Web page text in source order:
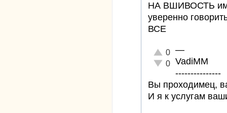
НА ВШИВОСТЬ
уверенно
ВСЕ
Отлично!
0
Неадекватно!
0
—
VadiMM
---------------
Вы проходимец,
И я к услугам